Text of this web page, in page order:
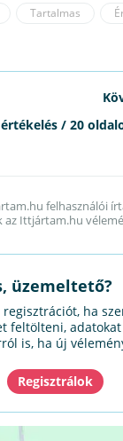
Tartalmas
értékelés / 20
felhasználói
az Ittjártam.hu
üzemeltető?
ha
feltölteni,
is, ha új